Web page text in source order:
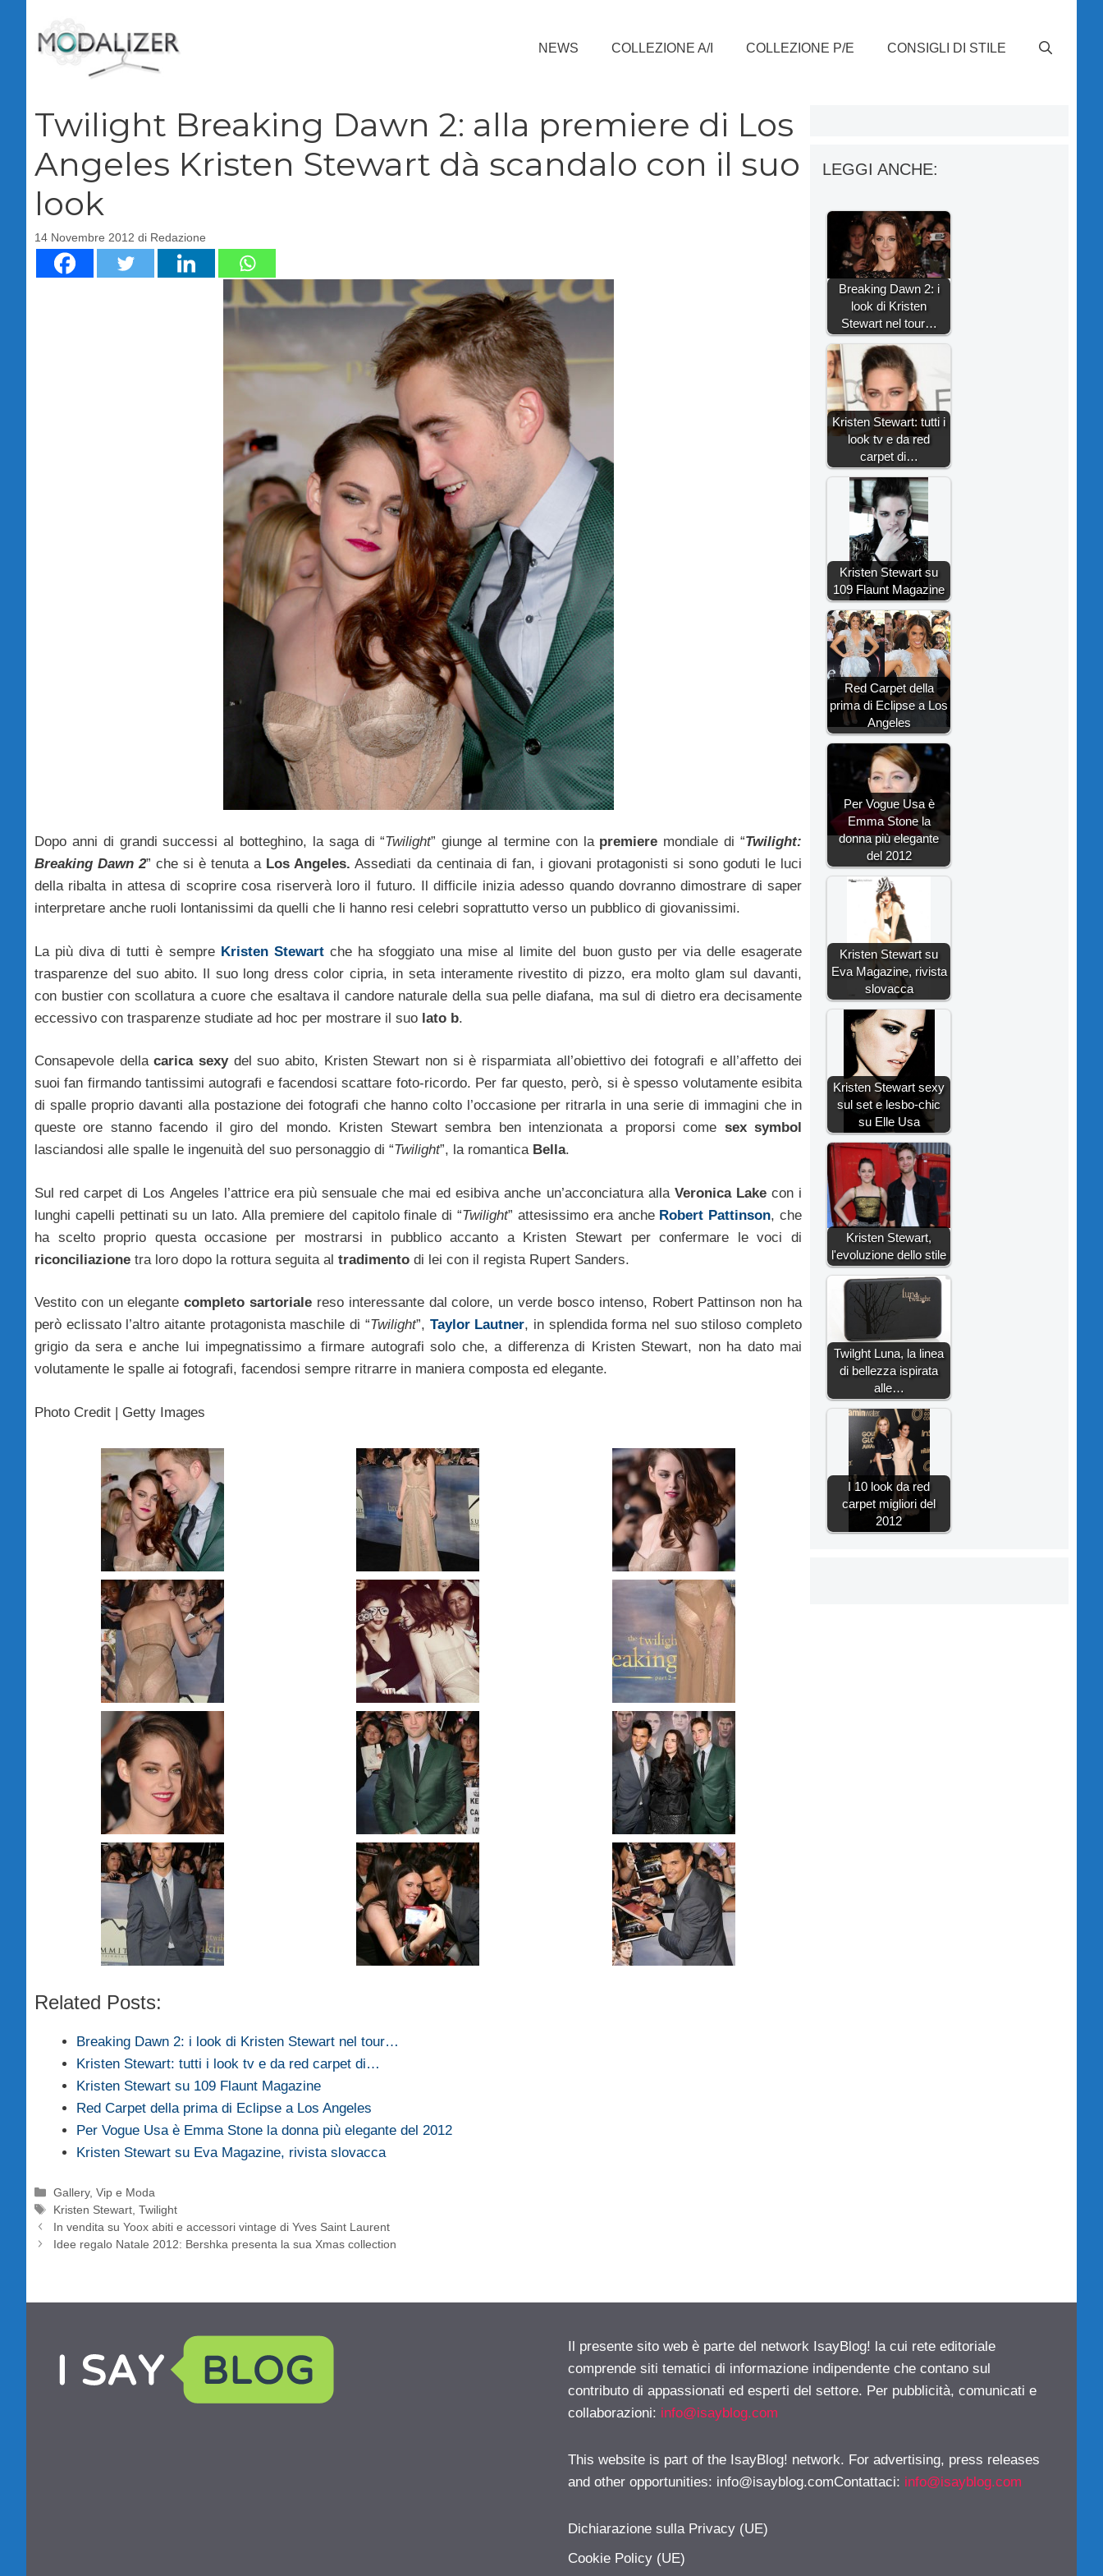
contenuto
NEWS COLLEZIONE A/I COLLEZIONE P/E CONSIGLI DI STILE
Twilight Breaking Dawn 2: alla premiere di Los
Angeles Kristen Stewart dà scandalo con il suo
look
14 Novembre 2012 di Redazione
Dopo anni di grandi successi al botteghino, la saga di “Twilight” giunge al termine con la premiere mondiale di “Twilight:
Breaking Dawn 2” che si è tenuta a Los Angeles. Assediati da centinaia di fan, i giovani protagonisti si sono goduti le luci
della ribalta in attesa di scoprire cosa riserverà loro il futuro. Il difficile inizia adesso quando dovranno dimostrare di saper
interpretare anche ruoli lontanissimi da quelli che li hanno resi celebri soprattutto verso un pubblico di giovanissimi.
La più diva di tutti è sempre Kristen Stewartche ha sfoggiato una mise al limite del buon gusto per via delle esagerate
trasparenze del suo abito. Il suo long dress color cipria, in seta interamente rivestito di pizzo, era molto glam sul davanti,
con bustier con scollatura a cuore che esaltava il candore naturale della sua pelle diafana, ma sul di dietro era decisamente
eccessivo con trasparenze studiate ad hoc per mostrare il suo lato b.
Consapevole dellacarica sexydel suo abito, Kristen Stewart non si è risparmiata all’obiettivo dei fotografi e all’affetto dei
suoi fan firmando tantissimi autografi e facendosi scattare foto-ricordo. Per far questo, però, si è spesso volutamente esibita
di spalle proprio davanti alla postazione dei fotografi che hanno colto l’occasione per ritrarla in una serie di immagini che in
queste ore stanno facendo il giro del mondo. Kristen Stewart sembra ben intenzionata a proporsi come sex symbol
lasciandosi alle spalle le ingenuità del suo personaggio di “Twilight”, la romantica Bella.
Sul red carpet di Los Angeles l’attrice era più sensuale che mai ed esibiva anche un’acconciatura alla Veronica Lakecon i
lunghi capelli pettinati su un lato. Alla premiere del capitolo finale di “Twilight” attesissimo era anche Robert Pattinson, che
ha scelto proprio questa occasione per mostrarsi in pubblico accanto a Kristen Stewart per confermare le voci di
riconciliazione tra loro dopo la rottura seguita al tradimento di lei con il regista Rupert Sanders.
Vestito con un elegantecompleto sartoriale reso interessante dal colore, un verde bosco intenso, Robert Pattinson non ha
però eclissato l’altro aitante protagonista maschile di “Twilight”, Taylor Lautner, in splendida forma nel suo stiloso completo
grigio da sera e anche lui impegnatissimo a firmare autografi solo che, a differenza di Kristen Stewart, non ha dato mai
volutamente le spalle ai fotografi, facendosi sempre ritrarre in maniera composta ed elegante.
Photo Credit | Getty Images
Related Posts:
Breaking Dawn 2: i look di Kristen Stewart nel tour…
Kristen Stewart: tutti i look tv e da red carpet di…
Kristen Stewart su 109 Flaunt Magazine
Red Carpet della prima di Eclipse a Los Angeles
Per Vogue Usa è Emma Stone la donna più elegante del 2012
Kristen Stewart su Eva Magazine, rivista slovacca
Categorie
Gallery,Vip e Moda
Tag
Kristen Stewart ,Twilight
In vendita su Yoox abiti e accessori vintage di Yves Saint Laurent
Idee regalo Natale 2012: Bershka presenta la sua Xmas collection
LEGGI ANCHE:
Breaking Dawn 2: i
look di Kristen
Stewart nel tour…
Kristen Stewart: tutti i
look tv e da red
carpet di…
Kristen Stewart su
109 Flaunt Magazine
Red Carpet della
prima di Eclipse a Los
Angeles
Per Vogue Usa è
Emma Stone la
donna più elegante
del 2012
Kristen Stewart su
Eva Magazine, rivista
slovacca
Kristen Stewart sexy
sul set e lesbo-chic
su Elle Usa
Kristen Stewart,
l'evoluzione dello stile
Twilght Luna, la linea
di bellezza ispirata
alle…
I 10 look da red
carpet migliori del
2012
Il presente sito web è parte del network IsayBlog! la cui rete editoriale
comprende siti tematici di informazione indipendente che contano sul
contributo di appassionati ed esperti del settore. Per pubblicità, comunicati e
collaborazioni: info@isayblog.com
This website is part of the IsayBlog! network. For advertising, press releases
and other opportunities: info@isayblog.comContattaci: info@isayblog.com
Dichiarazione sulla Privacy (UE)
Cookie Policy (UE)